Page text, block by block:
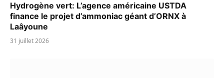
Hydrogène vert: L’agence américaine USTDA
finance le projet d’ammoniac géant d’ORNX à
Laâyoune
31 juillet 2026